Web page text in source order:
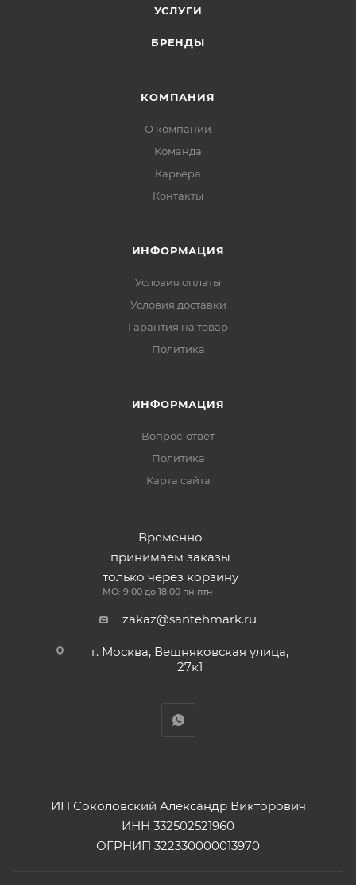
УСЛУГИ
БРЕНДЫ
КОМПАНИЯ
О компании
Команда
Карьера
Контакты
ИНФОРМАЦИЯ
Условия оплаты
Условия доставки
Гарантия на товар
Политика
ИНФОРМАЦИЯ
Вопрос-ответ
Политика
Карта сайта
Временно
принимаем заказы
только через корзину
МО: 9:00 до 18:00 пн-птн
zakaz@santehmark.ru
г. Москва, Вешняковская улица,
27к1
ИП Соколовский Александр Викторович
ИНН 332502521960
ОГРНИП 322330000013970